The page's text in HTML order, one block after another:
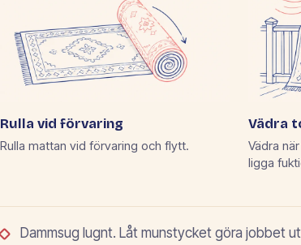
Rulla vid förvaring
Rulla mattan vid förvaring och flytt.
Vädra
Vädra
ligga
Dammsug lugnt. Låt munstycket göra jobbet